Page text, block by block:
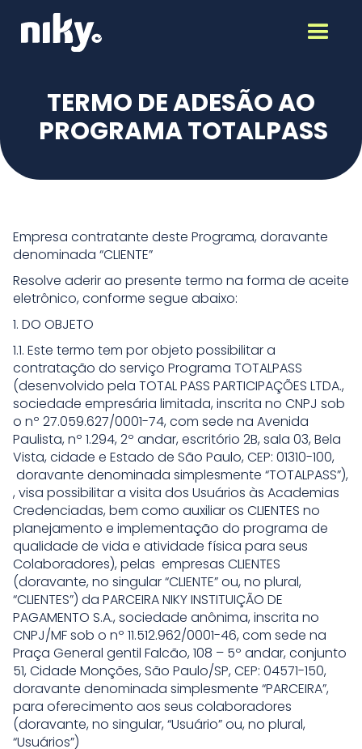
TERMO DE ADESÃO AO
PROGRAMA TOTALPASS
Empresa contratante deste Programa, doravante
denominada “CLIENTE”
Resolve aderir ao presente termo na forma de aceite
eletrônico, conforme segue abaixo:
1. DO OBJETO
1.1. Este termo tem por objeto possibilitar a
contratação do serviço Programa TOTALPASS
(desenvolvido pela TOTAL PASS PARTICIPAÇÕES LTDA.,
sociedade empresária limitada, inscrita no CNPJ sob
o nº 27.059.627/0001-74, com sede na Avenida
Paulista, nº 1.294, 2º andar, escritório 2B, sala 03, Bela
Vista, cidade e Estado de São Paulo, CEP: 01310-100,
doravante denominada simplesmente “TOTALPASS”),
, visa possibilitar a visita dos Usuários às Academias
Credenciadas, bem como auxiliar os CLIENTES no
planejamento e implementação do programa de
qualidade de vida e atividade física para seus
Colaboradores), pelas empresas CLIENTES
(doravante, no singular “CLIENTE” ou, no plural,
“CLIENTES”) da PARCEIRA NIKY INSTITUIÇÃO DE
PAGAMENTO S.A., sociedade anônima, inscrita no
CNPJ/MF sob o nº 11.512.962/0001-46, com sede na
Praça General gentil Falcão, 108 – 5º andar, conjunto
51, Cidade Monções, São Paulo/SP, CEP: 04571-150,
doravante denominada simplesmente “PARCEIRA”,
para oferecimento aos seus colaboradores
(doravante, no singular, “Usuário” ou, no plural,
“Usuários”)